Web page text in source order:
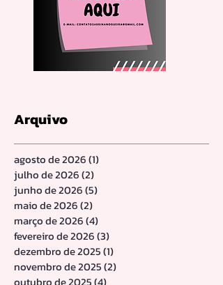
Arquivo
agosto de 2026(1)
julho de 2026 (2)
junho de 2026(5)5 posts
maio de 2026(2)2 posts
março de 2026(4)4 posts
fevereiro de 2026(3)3 posts